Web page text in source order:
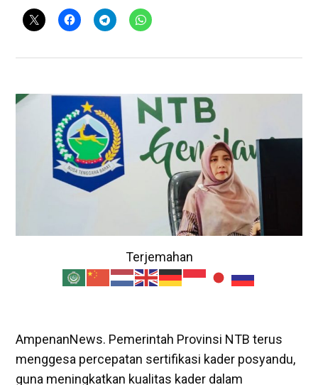
Terjemahan
AmpenanNews. Pemerintah Provinsi NTB terus
menggesa percepatan sertifikasi kader posyandu,
guna meningkatkan kualitas kader dalam